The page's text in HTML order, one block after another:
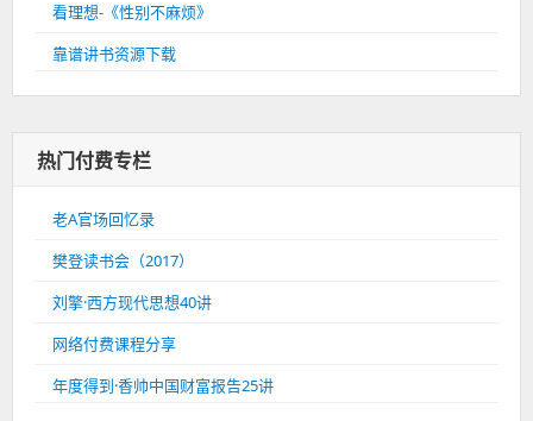
看理想-《性别不麻烦》
靠谱讲书资源下载
热门付费专栏
老A官场回忆录
樊登读书会（2017）
刘擎·西方现代思想40讲
网络付费课程分享
年度得到·香帅中国财富报告25讲